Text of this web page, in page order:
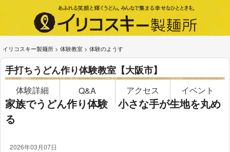
イリコスキー製麺所 > 体験教室 > 体験のようす
手打ちうどん作り体験教室【大阪市】
体験詳細 Q&A アクセス イベント
家族でうどん作り体験 小さな手が生地を丸め
る
2026年03月07日